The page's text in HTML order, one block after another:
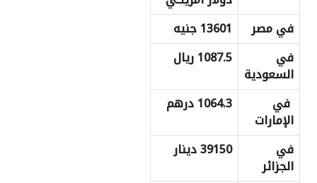
في مصر
13601 جنيه
في
السعودية
1087.5 ريال
في
الإمارات
1064.3 درهم
في
الجزائر
39150 دينار